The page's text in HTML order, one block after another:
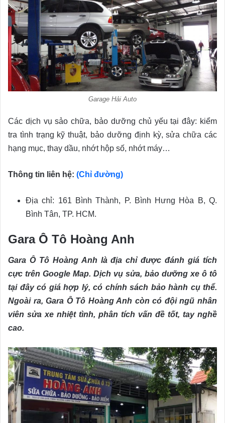
Garage Hải Auto
Các dịch vụ sảo chữa, bảo dưỡng chủ yếu tại đây: kiểm
tra tình trạng kỹ thuật, bảo dưỡng định kỳ, sửa chữa các
hạng mục, thay dầu, nhớt hộp số, nhớt máy…
Thông tin liên hệ: (Chỉ đường)
Địa chỉ: 161 Bình Thành, P. Bình Hưng Hòa B, Q.
Bình Tân, TP. HCM.
Gara Ô Tô Hoàng Anh
Gara Ô Tô Hoàng Anh là địa chỉ được đánh giá tích
cực trên Google Map. Dịch vụ sửa, bảo dưỡng xe ô tô
tại đây có giá hợp lý, có chính sách bảo hành cụ thể.
Ngoài ra, Gara Ô Tô Hoàng Anh còn có đội ngũ nhân
viên sửa xe nhiệt tình, phân tích vấn đề tốt, tay nghề
cao.